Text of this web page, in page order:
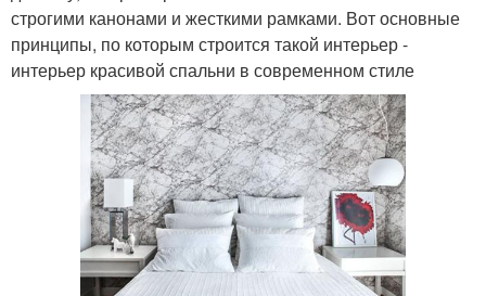
строгими канонами и жесткими рамками. Вот основные
принципы, по которым строится такой интерьер -
интерьер красивой спальни в современном стиле